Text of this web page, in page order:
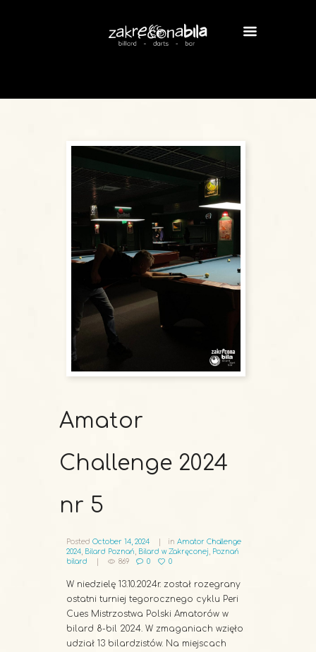
Amator
Challenge 2024
nr 5
Posted October 14, 2024 in Amator Challenge
2024 Bilard Poznań Bilard w Zakręconej
Poznań
bilard
869 0 0
W niedzielę 13.10.2024r. został rozegrany
ostatni turniej tegorocznego cyklu Peri
Cues Mistrzostwa Polski Amatorów w
bilard 8-bil 2024. W zmaganiach wzięło
udział 13 bilardzistów. Na miejscach